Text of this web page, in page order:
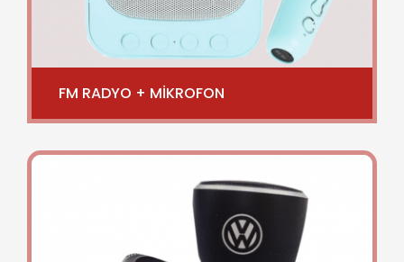
FM RADYO + MİKROFON